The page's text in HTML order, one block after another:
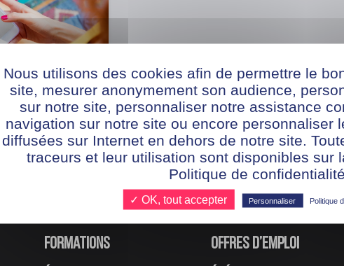
qui
avant...
Formations
Offres d’emploi
Nous utilisons des cookies afin de permettre le
site, mesurer anonymement son audience,
sur notre site, personnaliser notre assistance
navigation sur notre site ou encore personnaliser
diffusées sur Internet en dehors de notre site.
traceurs et leur utilisation sont disponibles sur
Politique de confidentialité.
✓ OK, tout accepter Personnaliser Politique